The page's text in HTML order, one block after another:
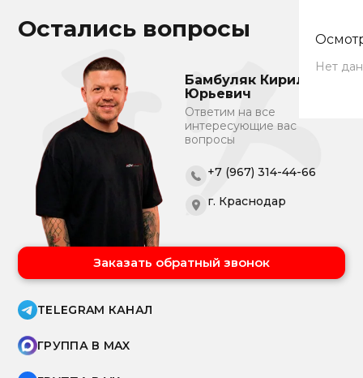
Нет
Остались вопросы
Бамбуляк Кирилл
Юрьевич
Ответим на все
интересующие вас
вопросы
+7 (967) 314-44-66
г. Краснодар
Заказать обратный звонок
TELEGRAM КАНАЛ
ГРУППА В MAX